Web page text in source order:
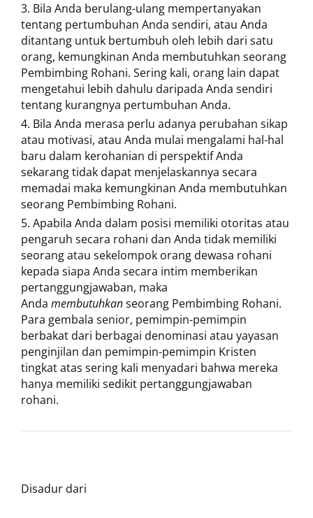
Bila Anda berulang-ulang mempertanyakan
tentang pertumbuhan Anda sendiri, atau Anda
ditantang untuk bertumbuh oleh lebih dari satu
orang, kemungkinan Anda membutuhkan seorang
Pembimbing Rohani. Sering kali, orang lain dapat
mengetahui lebih dahulu daripada Anda sendiri
tentang kurangnya pertumbuhan Anda.
Bila Anda merasa perlu adanya perubahan sikap
atau motivasi, atau Anda mulai mengalami hal-hal
baru dalam kerohanian di perspektif Anda
sekarang tidak dapat menjelaskannya secara
memadai maka kemungkinan Anda membutuhkan
seorang Pembimbing Rohani.
Apabila Anda dalam posisi memiliki otoritas atau
pengaruh secara rohani dan Anda tidak memiliki
seorang atau sekelompok orang dewasa rohani
kepada siapa Anda secara intim memberikan
pertanggungjawaban, maka
Anda membutuhkanseorang Pembimbing Rohani.
Para gembala senior, pemimpin-pemimpin
berbakat dari berbagai denominasi atau yayasan
penginjilan dan pemimpin-pemimpin Kristen
tingkat atas sering kali menyadari bahwa mereka
hanya memiliki sedikit pertanggungjawaban
rohani.
Disadur dari